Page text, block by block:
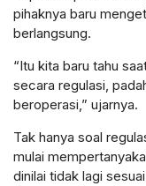
pihaknya baru
berlangsung.
“Itu kita baru tahu
secara regulasi,
beroperasi,” ujarnya.
Tak hanya soal
mulai
dinilai tidak lagi